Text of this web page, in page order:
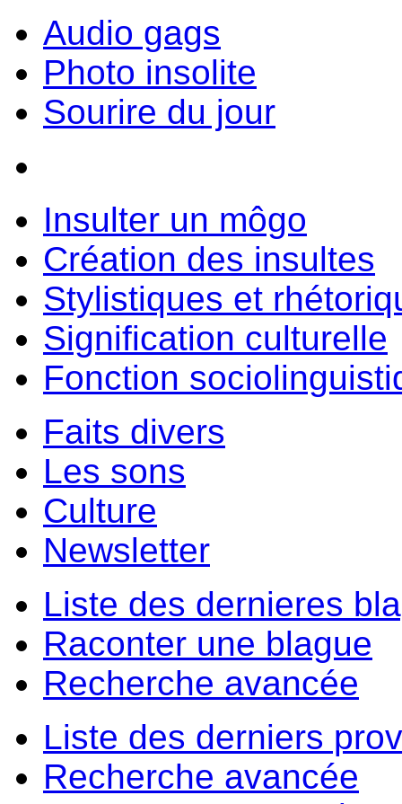
Audio gags
Photo insolite
Sourire du jour
Insulter un môgo
Création des insultes
Stylistiques et
Signification culturelle
Fonction
Faits divers
Les sons
Culture
Newsletter
Liste des dernieres
Raconter une blague
Recherche avancée
Liste des derniers
Recherche avancée